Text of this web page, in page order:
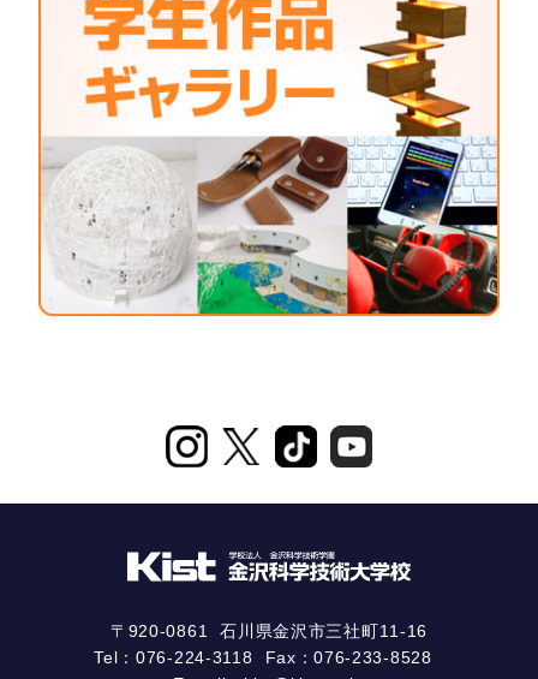
〒920-0861
石川県金沢市三社町11-16
Tel：076-224-3118
Fax：076-233-8528